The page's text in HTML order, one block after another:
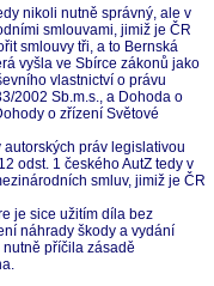
nikoli nutně správný, ale v
smlouvami, jimiž je ČR
smlouvy tři, a to Bernská
vyšla ve Sbírce zákonů jako
vlastnictví o právu
2002 Sb.m.s., a Dohoda o
o zřízení Světové
práv legislativou
odst. 1 českého AutZ tedy v
smluv, jimiž je ČR
je sice užitím díla bez
náhrady škody a vydání
příčila zásadě